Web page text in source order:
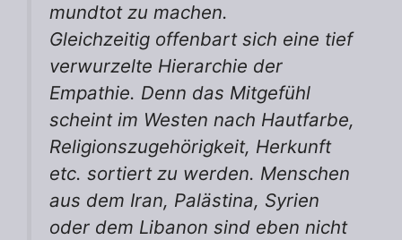
mundtot zu machen.
Gleichzeitig offenbart sich eine tief
verwurzelte Hierarchie der
Empathie. Denn das Mitgefühl
scheint im Westen nach Hautfarbe,
Religionszugehörigkeit, Herkunft
etc. sortiert zu werden. Menschen
aus dem Iran, Palästina, Syrien
oder dem Libanon sind eben nicht